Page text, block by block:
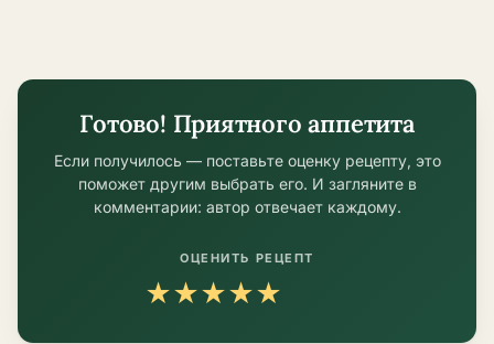
Готово! Приятного аппетита
Если получилось — поставьте оценку рецепту, это
поможет другим выбрать его. И загляните в
комментарии: автор отвечает каждому.
ОЦЕНИТЬ РЕЦЕПТ
★★★★★